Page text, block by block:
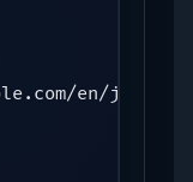
en/json-